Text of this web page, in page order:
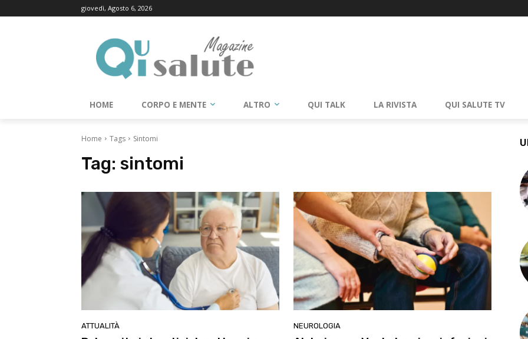
giovedì, Agosto 6, 2026
HOME CORPO E MENTE ALTRO QUI TALK LA RIVISTA QUI SALUTE TV
Home Tags Sintomi
Tag: sintomi
ATTUALITÀ NEUROLOGIA